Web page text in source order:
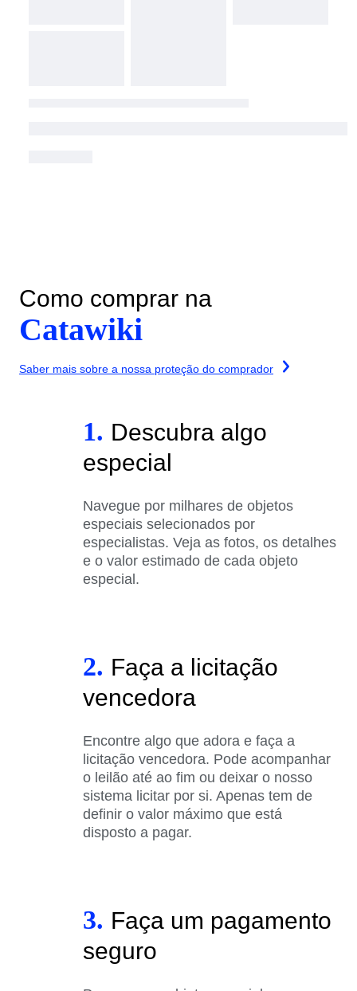
Como comprar na
Catawiki
Saber mais sobre a nossa proteção do comprador
1. Descubra algo
especial
Navegue por milhares de objetos
especiais selecionados por
especialistas. Veja as fotos, os detalhes
e o valor estimado de cada objeto
especial.
2. Faça a licitação
vencedora
Encontre algo que adora e faça a
licitação vencedora. Pode acompanhar
o leilão até ao fim ou deixar o nosso
sistema licitar por si. Apenas tem de
definir o valor máximo que está
disposto a pagar.
3. Faça um pagamento
seguro